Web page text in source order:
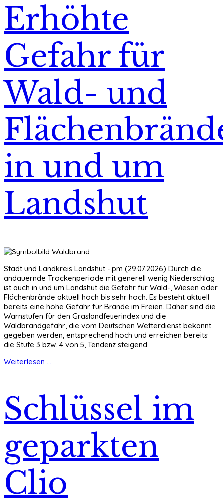
Erhöhte
Gefahr für
Wald- und
in und um
Landshut
Stadt und Landkreis Landshut - pm (29.07.2026) Durch die
andauernde Trockenperiode mit generell wenig Niederschlag
ist auch in und um Landshut die Gefahr für Wald-, Wiesen oder
Flächenbrände aktuell hoch bis sehr hoch. Es besteht aktuell
bereits eine hohe Gefahr für Brände im Freien. Daher sind die
Warnstufen für den Graslandfeuerindex und die
Waldbrandgefahr, die vom Deutschen Wetterdienst bekannt
gegeben werden, entsprechend hoch und erreichen bereits
die Stufe 3 bzw. 4 von 5, Tendenz steigend.
Weiterlesen ...
Schlüssel im
geparkten
Clio